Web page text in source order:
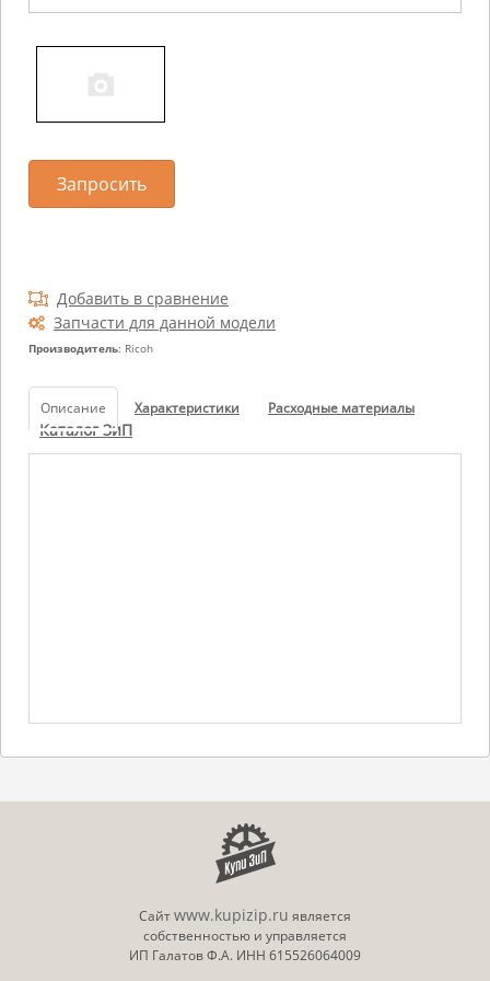
Добавить в сравнение
Запчасти для данной модели
Производитель: Ricoh
Запросить
Описание Характеристики Расходные материалы
Каталог ЗиП
Сайтwww.kupizip.ru является
собственностью и управляется
ИП Галатов Ф.А. ИНН 615526064009